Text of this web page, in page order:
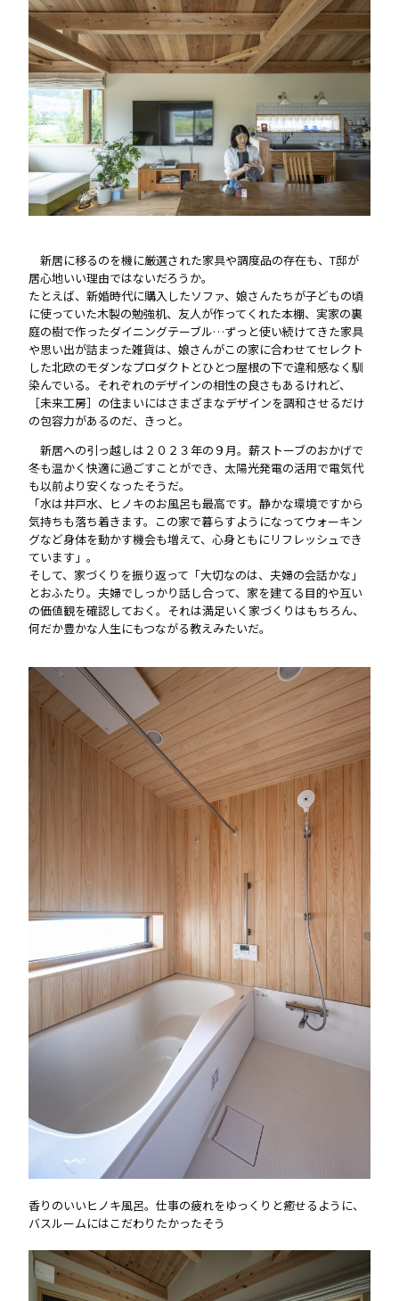
新居に移るのを機に厳選された家具や調度品の存在も、T邸が
居心地いい理由ではないだろうか。
たとえば、新婚時代に購入したソファ、娘さんたちが子どもの頃
に使っていた木製の勉強机、友人が作ってくれた本棚、実家の裏
庭の樹で作ったダイニングテーブル…ずっと使い続けてきた家具
や思い出が詰まった雑貨は、娘さんがこの家に合わせてセレクト
した北欧のモダンなプロダクトとひとつ屋根の下で違和感なく馴
染んでいる。それぞれのデザインの相性の良さもあるけれど、
［未来工房］の住まいにはさまざまなデザインを調和させるだけ
の包容力があるのだ、きっと。
新居への引っ越しは２０２３年の９月。薪ストーブのおかげで
冬も温かく快適に過ごすことができ、太陽光発電の活用で電気代
も以前より安くなったそうだ。
「水は井戸水、ヒノキのお風呂も最高です。静かな環境ですから
気持ちも落ち着きます。この家で暮らすようになってウォーキン
グなど身体を動かす機会も増えて、心身ともにリフレッシュでき
ています」。
そして、家づくりを振り返って「大切なのは、夫婦の会話かな」
とおふたり。夫婦でしっかり話し合って、家を建てる目的や互い
の価値観を確認しておく。それは満足いく家づくりはもちろん、
何だか豊かな人生にもつながる教えみたいだ。
香りのいいヒノキ風呂。仕事の疲れをゆっくりと癒せるように、
バスルームにはこだわりたかったそう